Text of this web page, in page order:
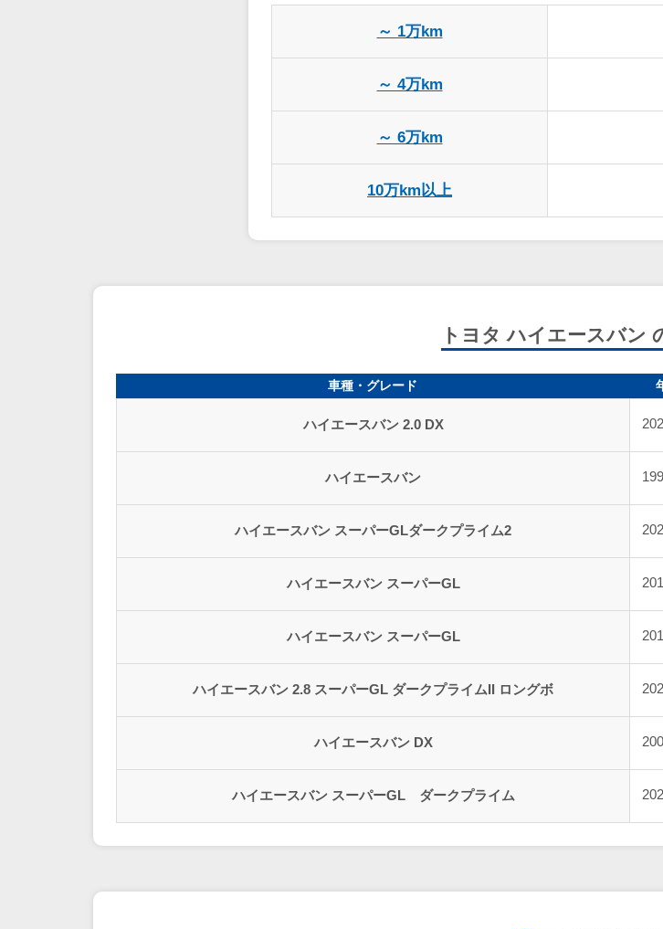
～ 1万km
～ 4万km
～ 6万km
10万km以上
トヨタ ハイエースバン
車種・グレード
ハイエースバン 2.0 DX
ハイエースバン
ハイエースバン スーパーGLダークプライム2
ハイエースバン スーパーGL
ハイエースバン スーパーGL
ハイエースバン 2.8 スーパーGL ダークプライムII ロングボ
ハイエースバン DX
ハイエースバン スーパーGL ダークプライム